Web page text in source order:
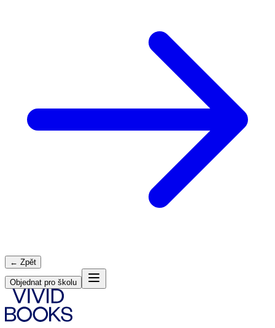
← Zpět
Objednat pro školu